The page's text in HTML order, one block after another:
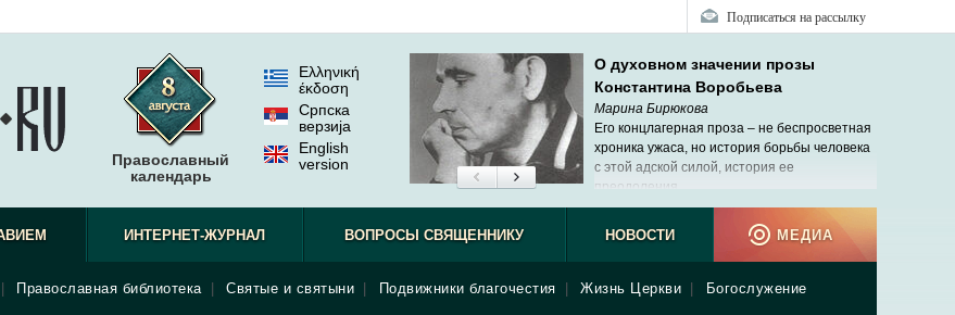
Подписаться на рассылку
Православный
календарь
Ελληνική
έκδοση
Српска
верзиjа
English
version
О духовном значении прозы
Константина Воробьева
Марина Бирюкова
Его концлагерная проза – не беспросветная
хроника ужаса, но история борьбы человека
с этой адской силой, история ее
преодоления.
Православная библиотека Святые и святыни Подвижники благочестия Жизнь Церкви Богослужение
ИНТЕРНЕТ-ЖУРНАЛ ВОПРОСЫ СВЯЩЕННИКУ НОВОСТИ МЕДИА